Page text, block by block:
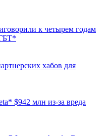
к четырем годам
хабов для
$942 млн из-за вреда